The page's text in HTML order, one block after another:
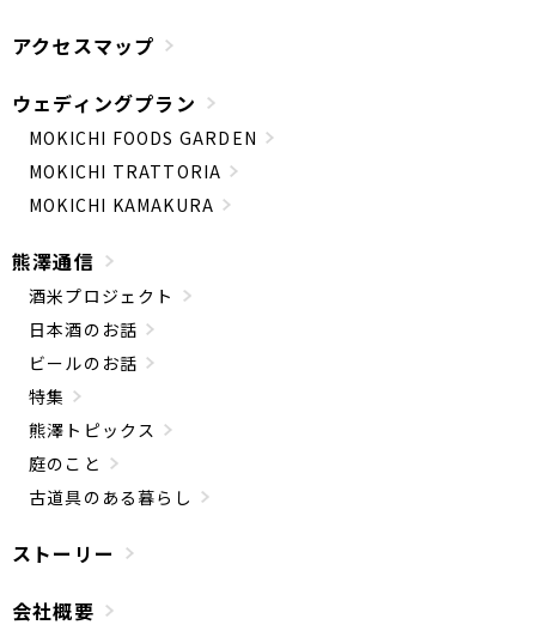
アクセスマップ
ウェディングプラン
MOKICHI FOODS GARDEN
MOKICHI TRATTORIA
MOKICHI KAMAKURA
熊澤通信
酒米プロジェクト
日本酒のお話
ビールのお話
特集
熊澤トピックス
庭のこと
古道具のある暮らし
ストーリー
会社概要